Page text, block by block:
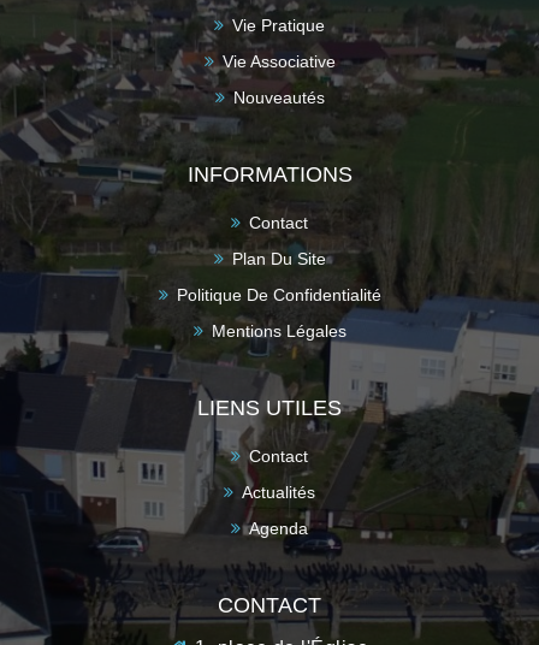
Vie Pratique
Vie Associative
Nouveautés
INFORMATIONS
Contact
Plan Du Site
Politique De Confidentialité
Mentions Légales
LIENS UTILES
Contact
Actualités
Agenda
CONTACT